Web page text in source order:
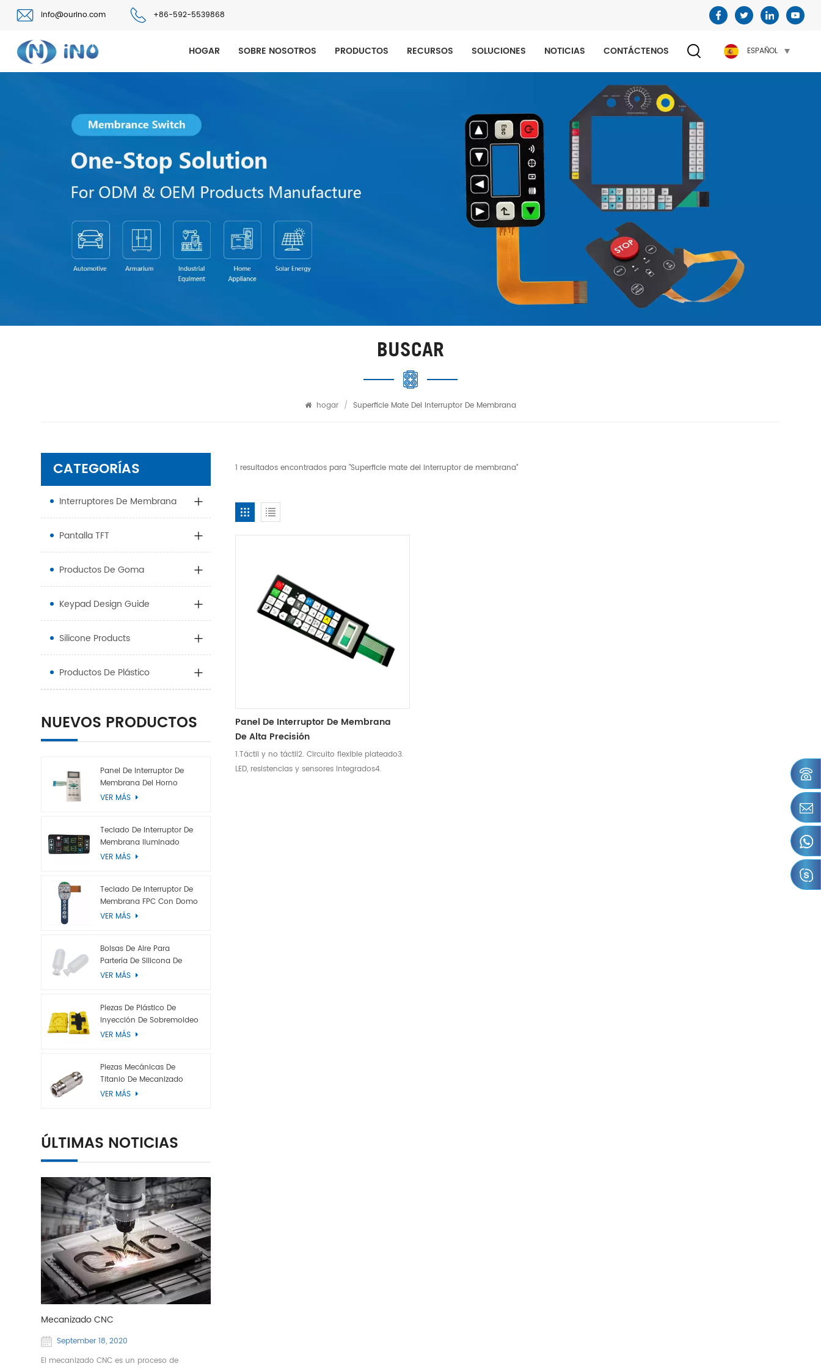
info@ourino.com +86-592-5539868
HOGAR SOBRE NOSOTROS PRODUCTOS RECURSOS SOLUCIONES NOTICIAS CONTÁCTENOS ESPAÑOL
BUSCAR
hogar / Superficie Mate Del Interruptor De Membrana
1 resultados encontrados para "Superficie mate del interruptor de membrana"
Panel De Interruptor De Membrana
De Alta Precisión
1.Táctil y no táctil2. Circuito flexible plateado3.
LED, resistencias y sensores integrados4.
CATEGORÍAS
Interruptores De Membrana
Pantalla TFT
Productos De Goma
Keypad Design Guide
Silicone Products
Productos De Plástico
NUEVOS PRODUCTOS
Panel De Interruptor De
Membrana Del Horno
Microondas
VER MÁS
Teclado De Interruptor De
Membrana Iluminado
VER MÁS
Teclado De Interruptor De
Membrana FPC Con Domo
Metálico
VER MÁS
Bolsas De Aire Para
Partería De Silicona De
Grado Médico
VER MÁS
Piezas De Plástico De
Inyección De Sobremoldeo
VER MÁS
Piezas Mecánicas De
Titanio De Mecanizado
CNC Personalizadas
VER MÁS
ÚLTIMAS NOTICIAS
Mecanizado CNC
September 18, 2020
El mecanizado CNC es un proceso de